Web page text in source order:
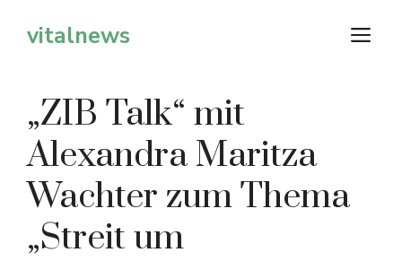
Inhaltvitalnews
„ZIB Talk“ mit
Alexandra Maritza
Wachter zum Thema
„Streit um